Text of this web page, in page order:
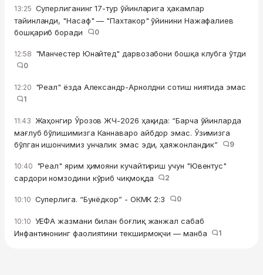
13:25 Суперлиганинг 17-тур ўйинларига ҳакамлар
тайинланди, "Насаф" — "Пахтакор" ўйинини Нажафалиев
бошқариб боради
0
12:58 "Манчестер Юнайтед" дарвозабони бошқа клубга ўтди
0
12:20 "Реал" ёзда Александр-Арнолдни сотиш ниятида эмас
1
11:43 Жаҳонгир Ўрозов ЖЧ-2026 ҳақида: “Барча ўйинларда
мағлуб бўлишимизга Каннаваро айбдор эмас. Ўзимизга
бўлган ишончимиз унчалик эмас эди, ҳаяжонландик”
9
10:40 "Реал" ярим ҳимояни кучайтириш учун "Ювентус"
сардори номзодини кўриб чиқмоқда
2
10:10 Суперлига. “Бунёдкор” - ОКМК 2:3 0
10:10 УЕФА жазмани билан боғлиқ жанжал сабаб
Инфантинонинг фаолиятини текширмоқчи — манба
1